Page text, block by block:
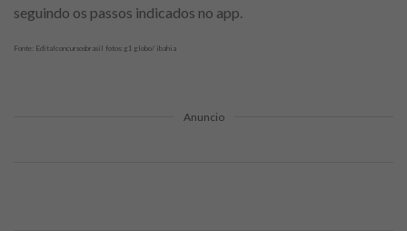
seguindo os passos indicados no app.
Fonte: Editalconcursosbrasil fotos: g1 globo/ ibahia
Anuncio